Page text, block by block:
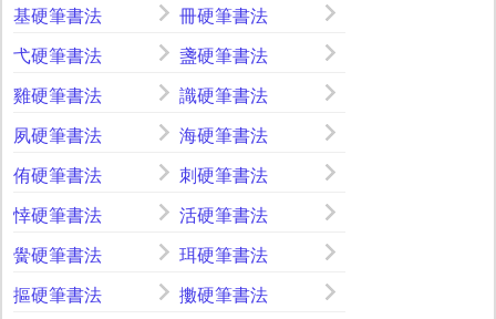
基硬筆書法 冊硬筆書法
弋硬筆書法 盞硬筆書法
雞硬筆書法 識硬筆書法
夙硬筆書法 海硬筆書法
侑硬筆書法 刺硬筆書法
悻硬筆書法 活硬筆書法
黌硬筆書法 珥硬筆書法
摳硬筆書法 擻硬筆書法